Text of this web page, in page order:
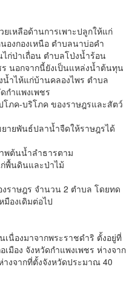
เหลือด้านการเพาะปลูกให้แก่
งกองเหนือ ตำบลนาบ่อคำ
ก่ป่าเถื่อน ตำบลโป่งน้ำร้อน
ร นอกจากนี้ยังเป็นแหล่งน้ำต้นทุน
น้ำไห้แก่บ้านคลองไพร ตำบล
กำแพงเพชร
ภค-บริโภค ของราษฎรและสัตว์
ายพันธ์ปลาน้ำจืดให้ราษฎรได้
พต้นน้ำลำธารตาม
พื้นดินและป่าไม้
ราษฎร จำนวน 2 ตำบล โดยทด
มืองเดิมต่อไป
นื่องมาจากพระราชดำริ ตั้งอยู่ที่
มือง จังหวัดกำแพงเพชร ห่างจาก
งจากที่ตั้งจังหวัดประมาณ 40